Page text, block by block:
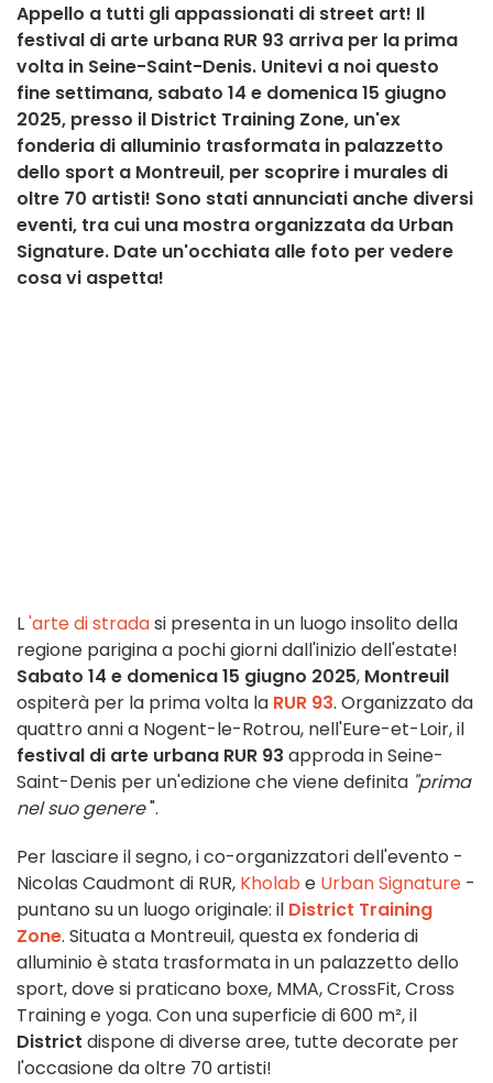
Appello a tutti gli appassionati di street art! Il
festival di arte urbana RUR 93 arriva per la prima
volta in Seine-Saint-Denis. Unitevi a noi questo
fine settimana, sabato 14 e domenica 15 giugno
2025, presso il District Training Zone, un'ex
fonderia di alluminio trasformata in palazzetto
dello sport a Montreuil, per scoprire i murales di
oltre 70 artisti! Sono stati annunciati anche diversi
eventi, tra cui una mostra organizzata da Urban
Signature. Date un'occhiata alle foto per vedere
cosa vi aspetta!
L'arte di stradasi presenta in un luogo insolito della
regione parigina a pochi giorni dall'inizio dell'estate!
Sabato 14 e domenica 15 giugno 2025, Montreuil
ospiterà per la prima volta la RUR 93. Organizzato da
quattro anni a Nogent-le-Rotrou, nell'Eure-et-Loir, il
festival di arte urbana RUR 93 approda in Seine-
Saint-Denis per un'edizione che viene definita "prima
nel suo genere".
Per lasciare il segno, i co-organizzatori dell'evento -
Nicolas Caudmont di RUR, Kholab e Urban Signature -
puntano su un luogo originale: il District Training
Zone. Situata a Montreuil, questa ex fonderia di
alluminio è stata trasformata in un palazzetto dello
sport, dove si praticano boxe, MMA, CrossFit, Cross
Training e yoga. Con una superficie di 600 m², il
District dispone di diverse aree, tutte decorate per
l'occasione da oltre 70 artisti!